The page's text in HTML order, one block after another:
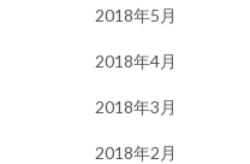
2018年5月
2018年4月
2018年3月
2018年2月